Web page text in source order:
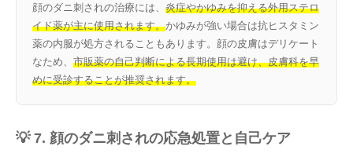
顔のダニ刺されの治療には、 炎症やかゆみを抑える外用ステロ
イド薬が主に使用されます。かゆみが強い場合は抗ヒスタミン
薬の内服が処方されることもあります。顔の皮膚はデリケート
なため、 市販薬の自己判断による長期使用は避け、皮膚科を早
めに受診することが推奨されます。
💡 7. 顔のダニ刺されの応急処置と自己ケア